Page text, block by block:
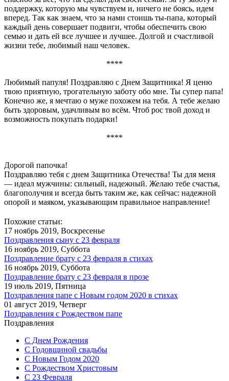
поддержку, которую мы чувствуем и, ничего не боясь, идем
вперед. Так как знаем, что за нами стоишь ты-папа, который
каждый день совершает подвиги, чтобы обеспечить свою
семью и дать ей все лучшее и лучшее. Долгой и счастливой
жизни тебе, любимый наш человек.
****
Любимый папуля! Поздравляю с Днем Защитника! Я ценю
твою приятную, трогательную заботу обо мне. Ты супер папа!
Конечно же, я мечтаю о муже похожем на тебя. А тебе желаю
быть здоровым, удачливым во всём. Чтоб рос твой доход и
возможность покупать подарки!
****
Дорогой папочка!
Поздравляю тебя с днем Защитника Отечества! Ты для меня
— идеал мужчины: сильный, надежный. Желаю тебе счастья,
благополучия и всегда быть таким же, как сейчас: надежной
опорой и маяком, указывающим правильное направление!
Похожие статьи:
17 ноябрь 2019, Воскресенье
Поздравления сыну с 23 февраля
16 ноябрь 2019, Суббота
Поздравление брату с 23 февраля в стихах
16 ноябрь 2019, Суббота
Поздравление брату с 23 февраля в прозе
19 июль 2019, Пятница
Поздравления папе с Новым годом 2020 в стихах
01 август 2019, Четверг
Поздравления с Рождеством папе
Поздравления
С Днем Рождения
С Годовщиной свадьбы
С Новым Годом 2020
С Рождеством Христовым
С 23 Февраля